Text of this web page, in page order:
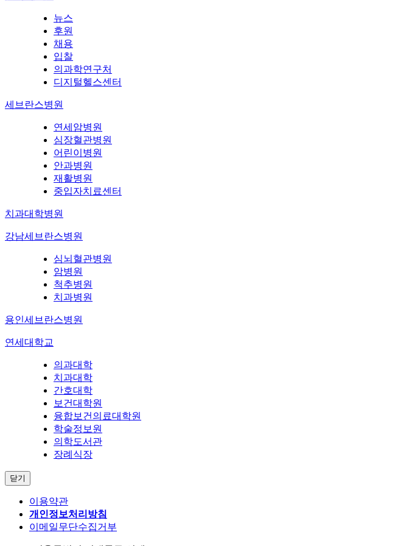
뉴스
후원
채용
입찰
의과학연구처
디지털헬스센터
세브란스병원
연세암병원
심장혈관병원
어린이병원
안과병원
재활병원
중입자치료센터
치과대학병원
강남세브란스병원
심뇌혈관병원
암병원
척추병원
치과병원
용인세브란스병원
연세대학교
의과대학
치과대학
간호대학
보건대학원
융합보건의료대학원
학술정보원
의학도서관
장례식장
닫기
이용약관
개인정보처리방침
이메일무단수집거부